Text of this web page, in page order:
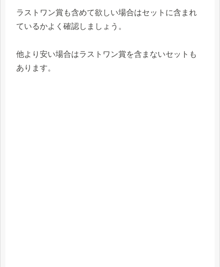
ラストワン賞も含めて欲しい場合はセットに含まれ
ているかよく確認しましょう。
他より安い場合はラストワン賞を含まないセットも
あります。